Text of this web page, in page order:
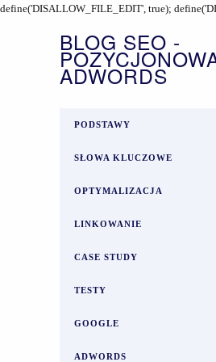
define('DISALLOW_FILE_EDIT', true);
BLOG SEO -
ADWORDS
PODSTAWY
SŁOWA KLUCZOWE
OPTYMALIZACJA
LINKOWANIE
CASE STUDY
TESTY
GOOGLE
ADWORDS